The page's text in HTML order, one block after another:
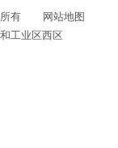
有
网站地图
工业区西区